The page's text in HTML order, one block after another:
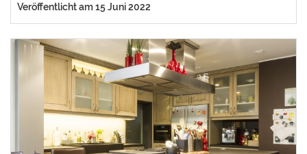
Veröffentlicht am 15 Juni 2022